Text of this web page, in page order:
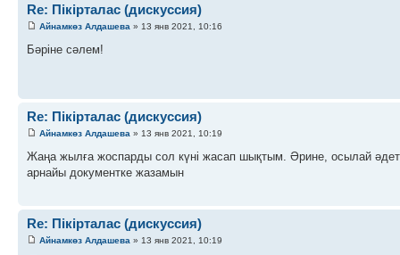
Re: Пікірталас (дискуссия)
Айнамкөз Алдашева » 13 янв 2021, 10:16
Бәріне сәлем!
Re: Пікірталас (дискуссия)
Айнамкөз Алдашева » 13 янв 2021, 10:19
Жаңа жылға жоспарды сол күні жасап шықтым. Әрине, осылай
арнайы документке жазамын
Re: Пікірталас (дискуссия)
Айнамкөз Алдашева » 13 янв 2021, 10:19